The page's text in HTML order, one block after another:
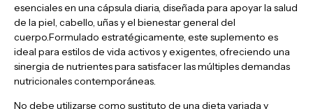
esenciales en una cápsula diaria, diseñada para apoyar la salud
de la piel, cabello, uñas y el bienestar general del
cuerpo.Formulado estratégicamente, este suplemento es
ideal para estilos de vida activos y exigentes, ofreciendo una
sinergia de nutrientes para satisfacer las múltiples demandas
nutricionales contemporáneas.
No debe utilizarse como sustituto de una dieta variada y